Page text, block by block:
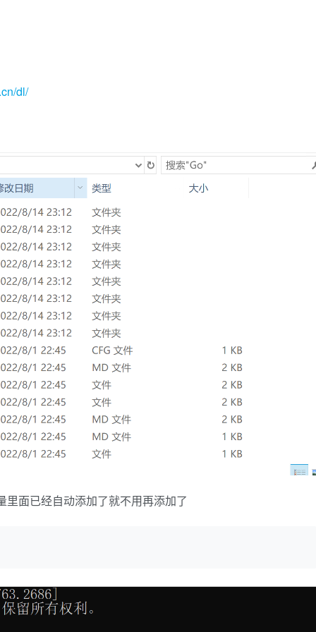
dl/
面已经自动添加了就不用再添加了